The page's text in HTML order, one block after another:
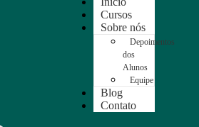
Cursos
Sobre nós
Depoimentos
dos
Alunos
Equipe
Blog
Contato